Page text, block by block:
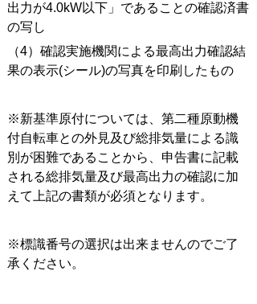
出力が4.0kW以下」であることの確認済書
の写し
（4）確認実施機関による最高出力確認結
果の表示(シール)の写真を印刷したもの
※新基準原付については、第二種原動機
付自転車との外見及び総排気量による識
別が困難であることから、申告書に記載
される総排気量及び最高出力の確認に加
えて上記の書類が必須となります。
※標識番号の選択は出来ませんのでご了
承ください。